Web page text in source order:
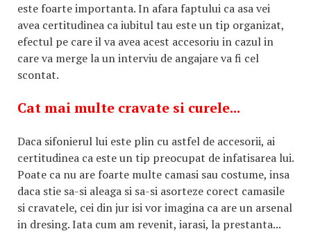
este foarte importanta. In afara faptului ca asa vei
avea certitudinea ca iubitul tau este un tip organizat,
efectul pe care il va avea acest accesoriu in cazul in
care va merge la un interviu de angajare va fi cel
scontat.
Cat mai multe cravate si curele...
Daca sifonierul lui este plin cu astfel de accesorii, ai
certitudinea ca este un tip preocupat de infatisarea lui.
Poate ca nu are foarte multe camasi sau costume, insa
daca stie sa-si aleaga si sa-si asorteze corect camasile
si cravatele, cei din jur isi vor imagina ca are un arsenal
in dresing. Iata cum am revenit, iarasi, la prestanta...